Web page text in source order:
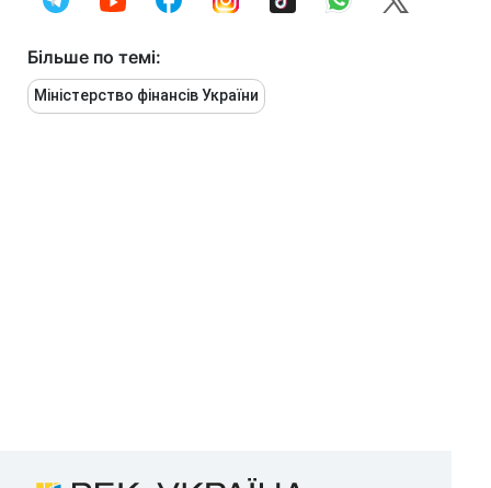
Більше по темі:
Міністерство фінансів України